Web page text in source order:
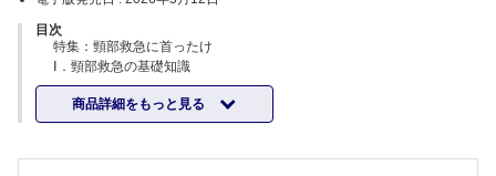
目次
特集：頸部救急に首ったけ
Ⅰ．頸部救急の基礎知識
頸部症状から考える疾患と診察の要点
大阪けいさつ病院ER・救命救急科／金 成浩
頸部画像検査のお作法
商品詳細をもっと見る